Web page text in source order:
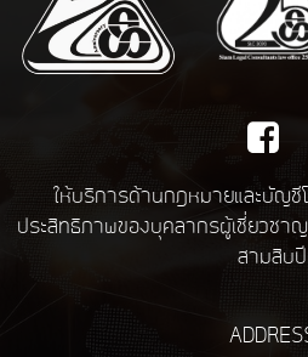
ให้บริการด้านกฎหมายและบัญชี
ประสิทธิภาพของบุคลากรผู้เชี่ยวชา
สามสิบปี